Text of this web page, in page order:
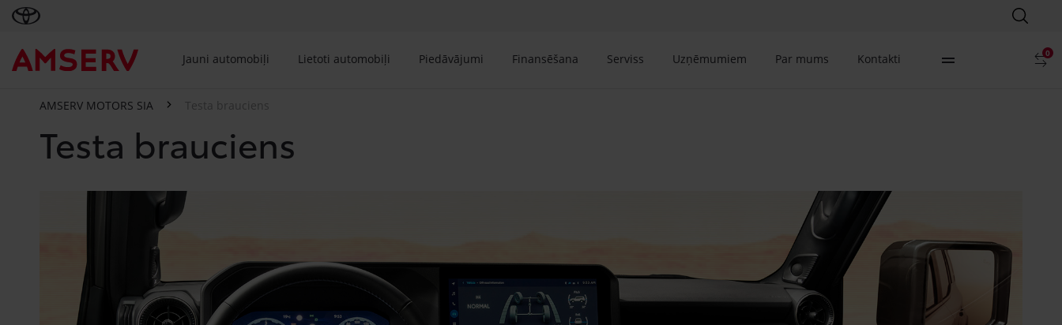
0
Jauni automobiļi Lietoti automobiļi Piedāvājumi Finansēšana Serviss Uzņēmumiem Par mums Kontakti
AMSERV MOTORS SIA Testa brauciens
Testa brauciens